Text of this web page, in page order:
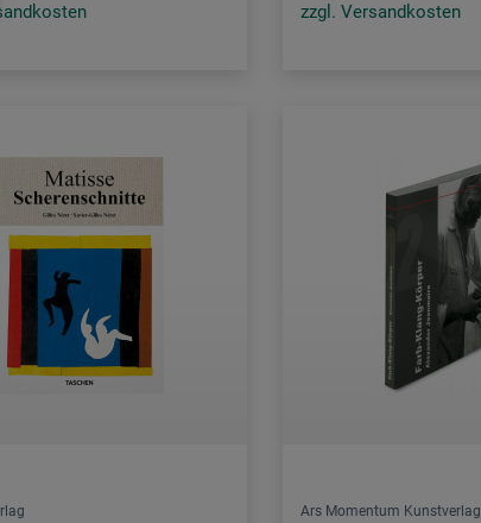
zzgl. Versandkosten
Ars Momentum Kunstverlag